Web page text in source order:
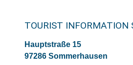
TOURIST INFORMATION
Hauptstraße 15
97286 Sommerhausen